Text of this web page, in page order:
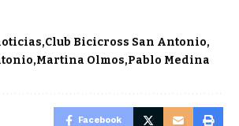
Club Bicicross San Antonio
Martina Olmos Pablo Medina
Facebook